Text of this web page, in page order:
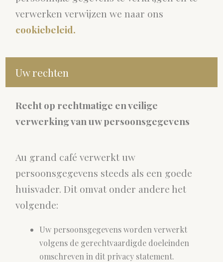
verwerken verwijzen we naar ons
cookiebeleid.
Uw rechten
Recht op rechtmatige en veilige
verwerking van uw persoonsgegevens
Au grand café verwerkt uw
persoonsgegevens steeds als een goede
huisvader. Dit omvat onder andere het
volgende:
Uw persoonsgegevens worden verwerkt
volgens de gerechtvaardigde doeleinden
omschreven in dit privacy statement.